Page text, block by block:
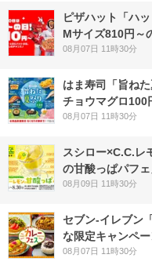
ピザハット「ハ
Mサイズ810円～
08月07日 11時30分
はま寿司「旨ね
チョウマグロ100
08月07日 11時30分
スシロー×C.C.レ
の甘酸っぱパフ
08月09日 11時30分
セブン‐イレブン
な限定キャンペ
08月07日 11時30分